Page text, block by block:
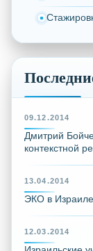
09.12.2014
Дмитрий
контекстной
13.04.2014
ЭКО в Израиле
12.03.2014